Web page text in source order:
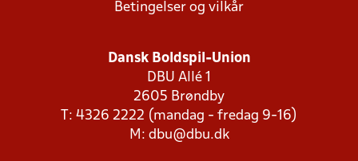
Betingelser og vilkår
Dansk Boldspil-Union
DBU Allé 1
2605 Brøndby
T: 4326 2222 (mandag - fredag 9-16)
M: dbu@dbu.dk